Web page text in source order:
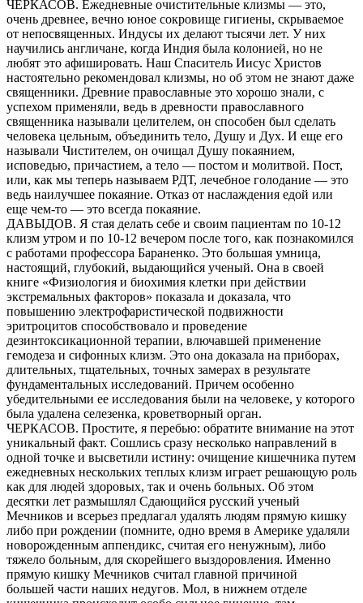
ЧЕРКАСОВ. Ежедневные очистительные клизмы — это,
очень древнее, вечно юное сокровище гигиены, скрываемое
от непосвященных. Индусы их делают тысячи лет. У них
научились англичане, когда Индия была колонией, но не
любят это афишировать. Наш Спаситель Иисус Христов
настоятельно рекомендовал клизмы, но об этом не знают даже
священники. Древние православные это хорошо знали, с
успехом применяли, ведь в древности православного
священника называли целителем, он способен был сделать
человека цельным, объединить тело, Душу и Дух. И еще его
называли Чистителем, он очищал Душу покаянием,
исповедью, причастием, а тело — постом и молитвой. Пост,
или, как мы теперь называем РДТ, лечебное голодание — это
ведь наилучшее покаяние. Отказ от наслаждения едой или
еще чем-то — это всегда покаяние.
ДАВЫДОВ. Я стая делать себе и своим пациентам по 10-12
клизм утром и по 10-12 вечером после того, как познакомился
с работами профессора Бараненко. Это большая умница,
настоящий, глубокий, выдающийся ученый. Она в своей
книге «Физиология и биохимия клетки при действии
экстремальных факторов» показала и доказала, что
повышению электрофаристической подвижности
эритроцитов способствовало и проведение
дезинтоксикационной терапии, влючавшей применение
гемодеза и сифонных клизм. Это она доказала на приборах,
длительных, тщательных, точных замерах в результате
фундаментальных исследований. Причем особенно
убедительными ее исследования были на человеке, у которого
была удалена селезенка, кроветворный орган.
ЧЕРКАСОВ. Простите, я перебью: обратите внимание на этот
уникальный факт. Сошлись сразу несколько направлений в
одной точке и высветили истину: очищение кишечника путем
ежедневных нескольких теплых клизм играет решающую роль
как для людей здоровых, так и очень больных. Об этом
десятки лет размышлял Сдающийся русский ученый
Мечников и всерьез предлагал удалять людям прямую кишку
либо при рождении (помните, одно время в Америке удаляли
новорожденным аппендикс, считая его ненужным), либо
тяжело больным, для скорейшего выздоровления. Именно
прямую кишку Мечников считал главной причиной
большей части наших недугов. Мол, в нижнем отделе